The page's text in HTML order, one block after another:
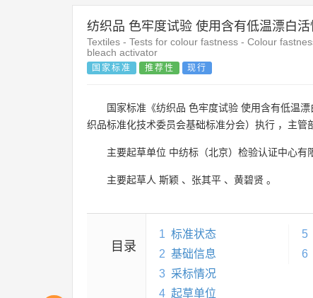
纺织品 色牢度试验 使用含有低温漂白
Textiles - Tests for colour fastness - Colour
bleach activator
国家标准 推荐性 现行
国家标准《纺织品 色牢度试验 使用含有低温
织品标准化技术委员会基础标准分会）执行 ，主管
主要起草单位 中纺标（北京）检验认证中心有
主要起草人 斯颖 、 张其平 、 黄碧贤 。
目录
1 标准状态
2 基础信息
3 采标情况
4 起草单位
5
6